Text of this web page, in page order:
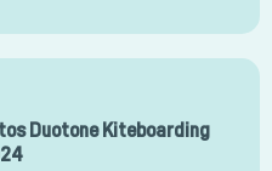
Duotone Kiteboarding